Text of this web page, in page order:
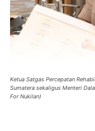
Ketua Satgas Percepatan
Sumatera sekaligus Menteri
For Nukilan)